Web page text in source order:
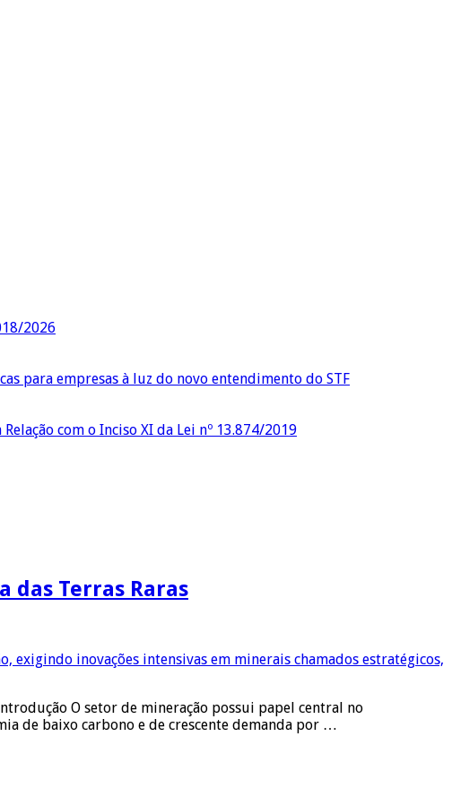
2026
para empresas à luz do novo entendimento do STF
com o Inciso XI da Lei nº 13.874/2019
das Terras Raras
O setor de mineração possui papel central no
de baixo carbono e de crescente demanda por …